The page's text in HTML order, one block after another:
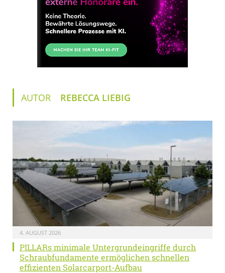
AUTOR REBECCA LIEBIG
4. AUGUST 2026
PILLARs minimale Untergrundeingriffe durch
Schraubfundamente ermöglichen schnellen
effizienten Solarcarport-Aufbau